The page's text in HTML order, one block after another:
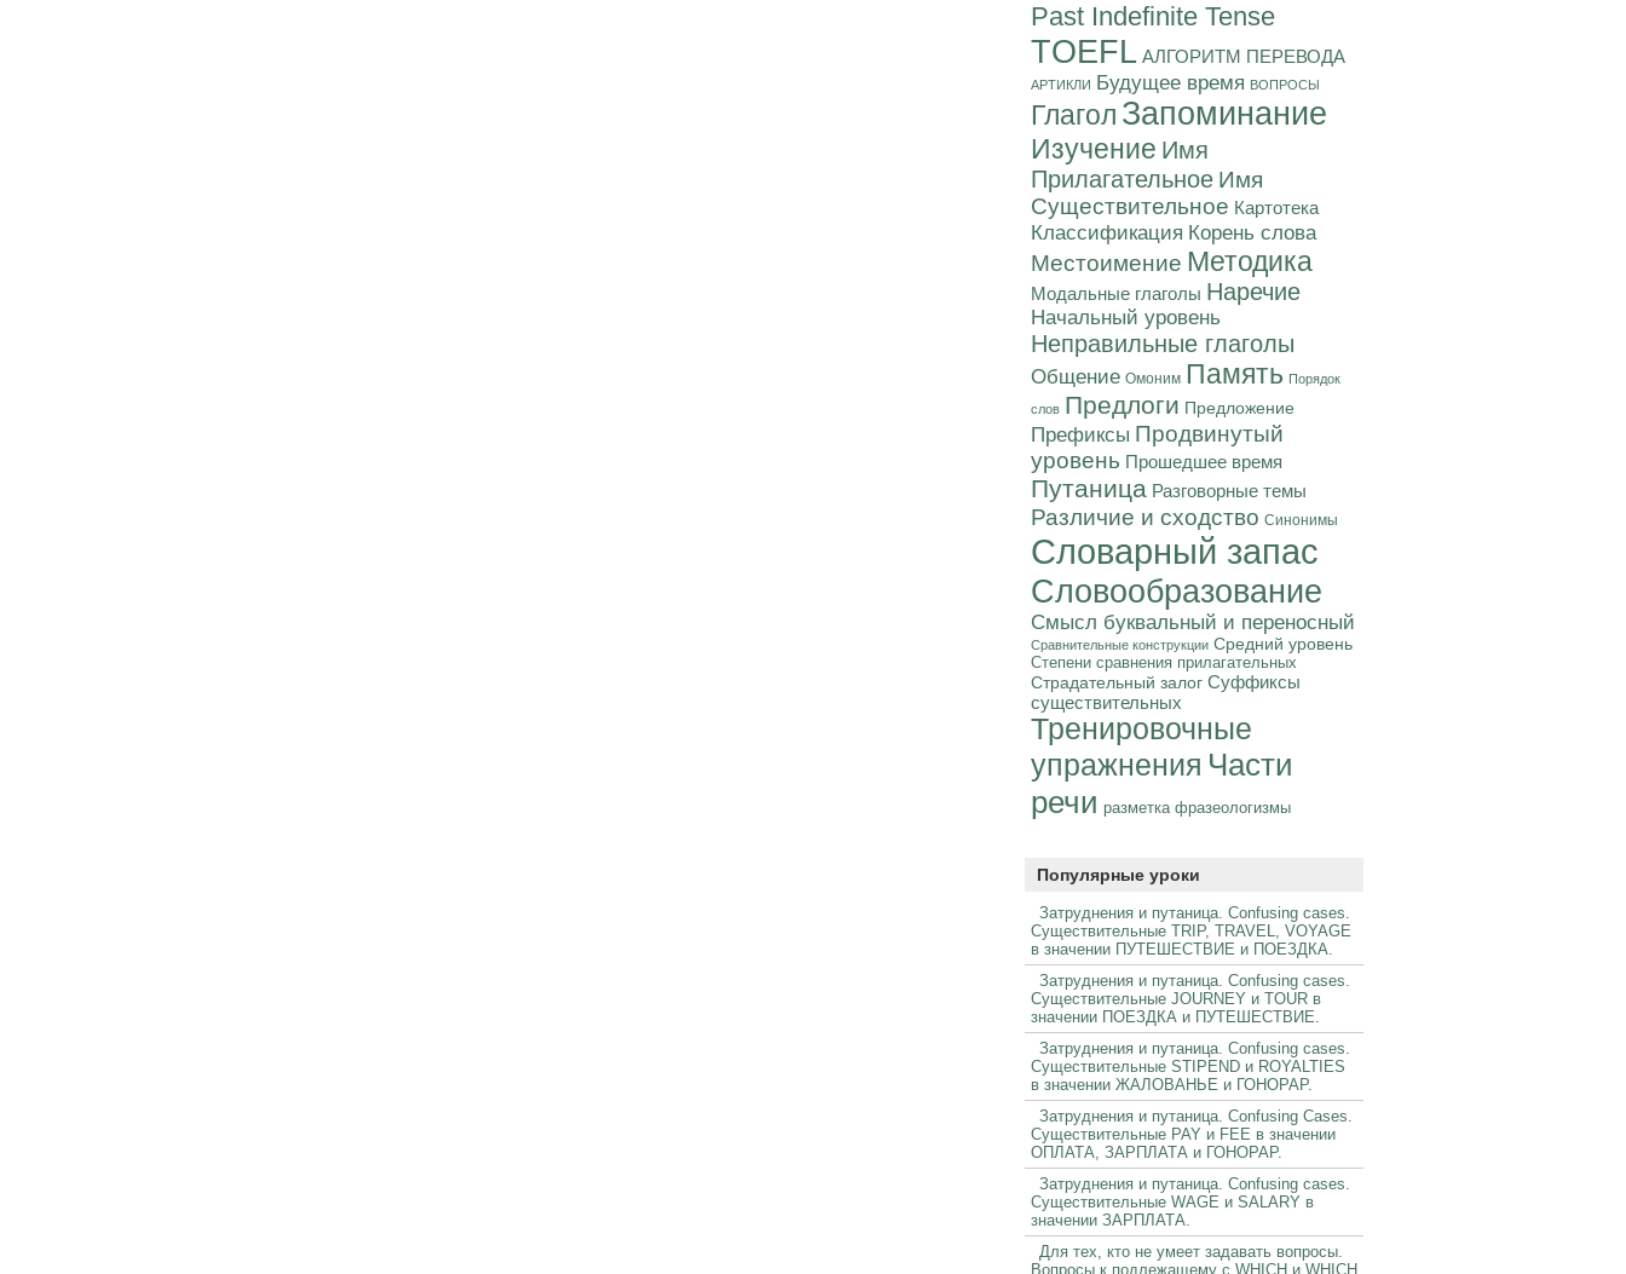
Past Indefinite Tense
TOEFL АЛГОРИТМ ПЕРЕВОДА
АРТИКЛИ Будущее время ВОПРОСЫ
Глагол Запоминание
Изучение Имя
Прилагательное Имя
Существительное Картотека
Классификация Корень слова
Местоимение Методика
Модальные глаголы Наречие
Начальный уровень
Неправильные глаголы
Общение Омоним Память Порядок
слов Предлоги Предложение
Префиксы Продвинутый
уровень Прошедшее время
Путаница Разговорные темы
Различие и сходство Синонимы
Словарный запас
Словообразование
Смысл буквальный и переносный
Сравнительные конструкции Средний уровень
Степени сравнения прилагательных
Страдательный залог Суффиксы
существительных
Тренировочные
упражнения Части
речи разметка фразеологизмы
Популярные уроки
Затруднения и путаница. Confusing cases.
Существительные TRIP, TRAVEL, VOYAGE
в значении ПУТЕШЕСТВИЕ и ПОЕЗДКА.
Затруднения и путаница. Confusing cases.
Существительные JOURNEY и TOUR в
значении ПОЕЗДКА и ПУТЕШЕСТВИЕ.
Затруднения и путаница. Confusing cases.
Существительные STIPEND и ROYALTIES
в значении ЖАЛОВАНЬЕ и ГОНОРАР.
Затруднения и путаница. Confusing Cases.
Существительные PAY и FEE в значении
ОПЛАТА, ЗАРПЛАТА и ГОНОРАР.
Затруднения и путаница. Confusing cases.
Существительные WAGE и SALARY в
значении ЗАРПЛАТА.
Для тех, кто не умеет задавать вопросы.
Вопросы к подлежащему с WHICH и WHICH